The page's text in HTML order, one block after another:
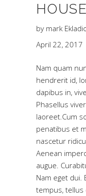
HOUSE
by mark
April 22, 2017
Nam quam
hendrerit id,
dapibus in,
Phasellus
laoreet.Cum
penatibus et
nascetur
Aenean
augue.
Nam eget dui.
tempus, tellus